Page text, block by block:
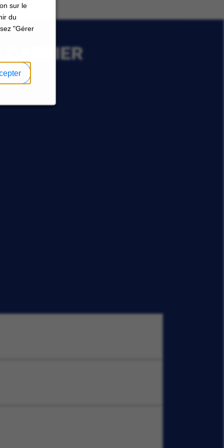
sur le
du
"Gérer
CARRIER